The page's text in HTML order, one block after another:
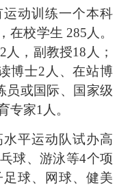
动训练一个本科
在校学生 285人。
，副教授18人；
博士2人、在站博
员或国际、国家级
专家1人。
平运动队试办高
球、游泳等4个项
球、网球、健美